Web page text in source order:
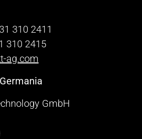
310 2411
310 2415
ag.com
GmbH